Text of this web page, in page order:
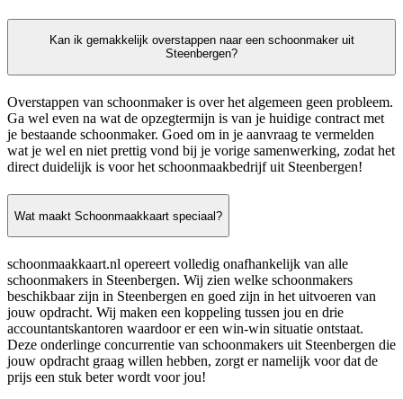
Kan ik gemakkelijk overstappen naar een schoonmaker uit
Steenbergen?
Overstappen van schoonmaker is over het algemeen geen probleem.
Ga wel even na wat de opzegtermijn is van je huidige contract met
je bestaande schoonmaker. Goed om in je aanvraag te vermelden
wat je wel en niet prettig vond bij je vorige samenwerking, zodat het
direct duidelijk is voor het schoonmaakbedrijf uit Steenbergen!
Wat maakt Schoonmaakkaart speciaal?
schoonmaakkaart.nl opereert volledig onafhankelijk van alle
schoonmakers in Steenbergen. Wij zien welke schoonmakers
beschikbaar zijn in Steenbergen en goed zijn in het uitvoeren van
jouw opdracht. Wij maken een koppeling tussen jou en drie
accountantskantoren waardoor er een win-win situatie ontstaat.
Deze onderlinge concurrentie van schoonmakers uit Steenbergen die
jouw opdracht graag willen hebben, zorgt er namelijk voor dat de
prijs een stuk beter wordt voor jou!